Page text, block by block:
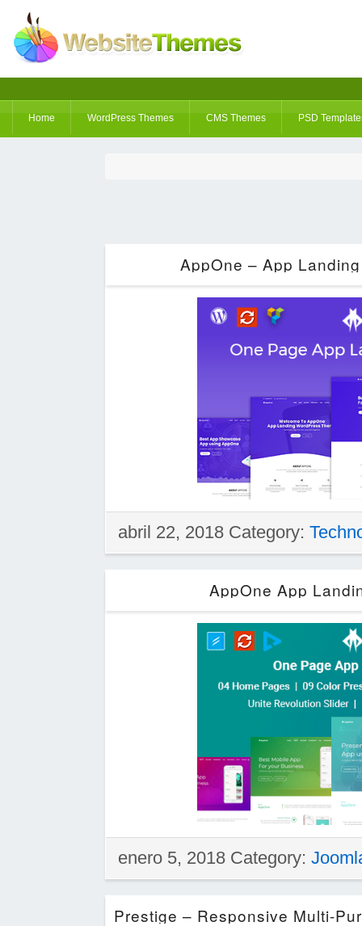
Home WordPress Themes CMS Themes PSD
AppOne – App
abril 22, 2018 Category:
AppOne App
enero 5, 2018 Category: